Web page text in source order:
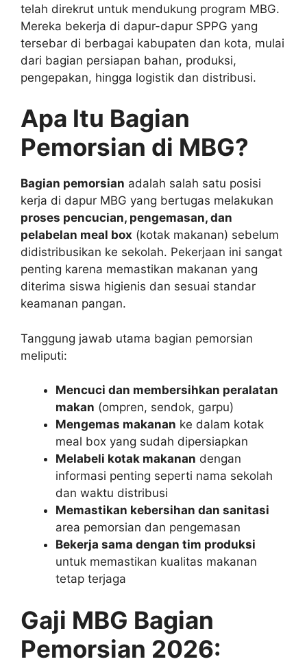
telah direkrut untuk mendukung program MBG.
Mereka bekerja di dapur-dapur SPPG yang
tersebar di berbagai kabupaten dan kota, mulai
dari bagian persiapan bahan, produksi,
pengepakan, hingga logistik dan distribusi.
Apa Itu Bagian
Pemorsian di MBG?
Bagian pemorsian adalah salah satu posisi
kerja di dapur MBG yang bertugas melakukan
proses pencucian, pengemasan, dan
pelabelan meal box (kotak makanan) sebelum
didistribusikan ke sekolah. Pekerjaan ini sangat
penting karena memastikan makanan yang
diterima siswa higienis dan sesuai standar
keamanan pangan.
Tanggung jawab utama bagian pemorsian
meliputi:
Mencuci dan membersihkan peralatan
makan (ompren, sendok, garpu)
Mengemas makanan ke dalam kotak
meal box yang sudah dipersiapkan
Melabeli kotak makanan dengan
informasi penting seperti nama sekolah
dan waktu distribusi
Memastikan kebersihan dan sanitasi
area pemorsian dan pengemasan
Bekerja sama dengan tim produksi
untuk memastikan kualitas makanan
tetap terjaga
Gaji MBG Bagian
Pemorsian 2026: